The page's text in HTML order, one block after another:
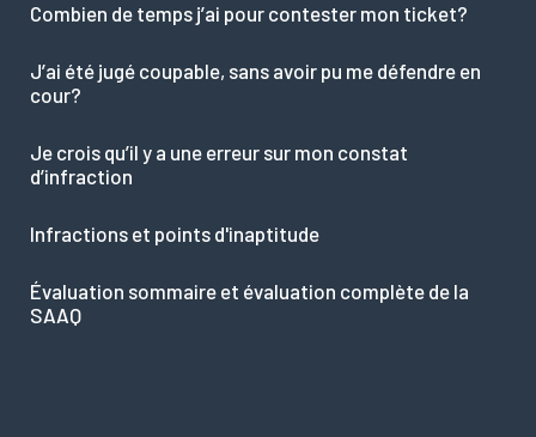
Combien de temps j’ai pour contester mon ticket?
J’ai été jugé coupable, sans avoir pu me défendre en
cour?
Je crois qu’il y a une erreur sur mon constat
d’infraction
Infractions et points d'inaptitude
Évaluation sommaire et évaluation complète de la
SAAQ